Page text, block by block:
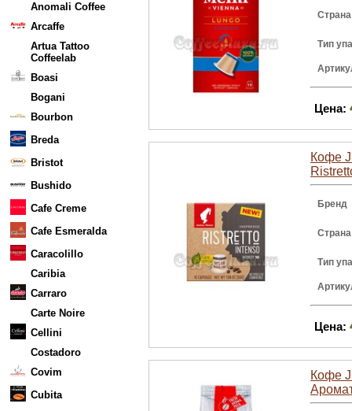
Anomali Coffee
Arcaffe
Artua Tattoo
Coffeelab
Boasi
Bogani
Bourbon
Breda
Bristot
Bushido
Cafe Creme
Cafe Esmeralda
Caracolillo
Caribia
Carraro
Carte Noire
Cellini
Costadoro
Covim
Cubita
Тип
Цена:
Кофе
Бренд
Тип
Цена:
Кофе